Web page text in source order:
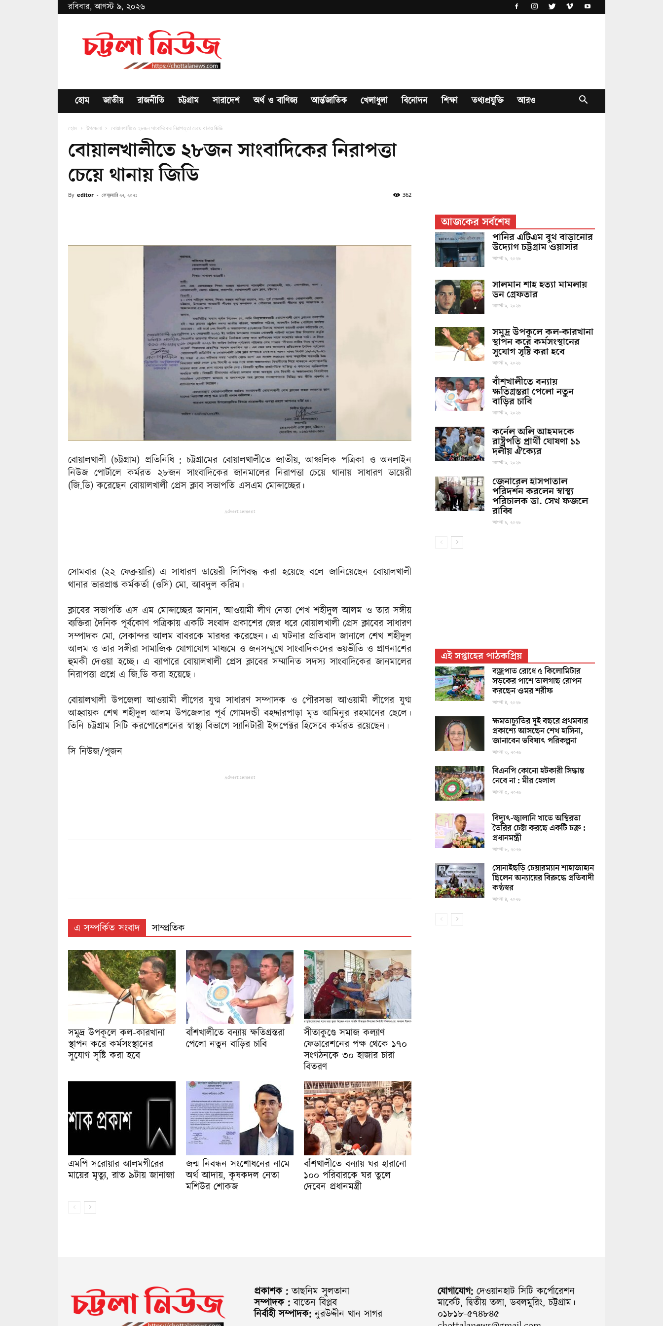
রবিবার, আগস্ট ৯, ২০২৬
Chottala
News
হোম জাতীয় রাজনীতি চট্টগ্রাম সারাদেশ অর্থ ও বাণিজ্য আর্ন্তজাতিক খেলাধুলা বিনোদন শিক্ষা তথ্যপ্রযুক্তি আরও
হোম উপজেলা বোয়ালখালীতে ২৮জন সাংবাদিকের নিরাপত্তা চেয়ে থানায় জিডি
বোয়ালখালীতে ২৮জন সাংবাদিকের নিরাপত্তা
চেয়ে থানায় জিডি
By editor - ফেব্রুয়ারি ২২, ২০২১ 362
বোয়ালখালী (চট্টগ্রাম) প্রতিনিধি : চট্টগ্রামের বোয়ালখালীতে জাতীয়, আঞ্চলিক পত্রিকা ও অনলাইন
নিউজ পোর্টালে কর্মরত ২৮জন সাংবাদিকের জানমালের নিরাপত্তা চেয়ে থানায় সাধারণ ডায়েরী
(জি.ডি) করেছেন বোয়ালখালী প্রেস ক্লাব সভাপতি এসএম মোদ্দাচ্ছের।
Advertisement
সোমবার (২২ ফেব্রুয়ারি) এ সাধারণ ডায়েরী লিপিবদ্ধ করা হয়েছে বলে জানিয়েছেন বোয়ালখালী
থানার ভারপ্রাপ্ত কর্মকর্তা (ওসি) মো. আবদুল করিম।
ক্লাবের সভাপতি এস এম মোদ্দাচ্ছের জানান, আওয়ামী লীগ নেতা শেখ শহীদুল আলম ও তার সঙ্গীয়
ব্যক্তিরা দৈনিক পূর্বকোণ পত্রিকায় একটি সংবাদ প্রকাশের জের ধরে বোয়ালখালী প্রেস ক্লাবের সাধারণ
সম্পাদক মো. সেকান্দর আলম বাবরকে মারধর করেছেন। এ ঘটনার প্রতিবাদ জানালে শেখ শহীদুল
আলম ও তার সঙ্গীরা সামাজিক যোগাযোগ মাধ্যমে ও জনসম্মুখে সাংবাদিকদের ভয়ভীতি ও প্রাণনাশের
হুমকী দেওয়া হচ্ছে। এ ব্যাপারে বোয়ালখালী প্রেস ক্লাবের সম্মানিত সদস্য সাংবাদিকের জানমালের
নিরাপত্তা প্রশ্নে এ জি.ডি করা হয়েছে।
বোয়ালখালী উপজেলা আওয়ামী লীগের যুগ্ম সাধারণ সম্পাদক ও পৌরসভা আওয়ামী লীগের যুগ্ম
আহ্বায়ক শেখ শহীদুল আলম উপজেলার পূর্ব গোমদন্ডী বহদ্দারপাড়া মৃত আমিনুর রহমানের ছেলে।
তিনি চট্টগ্রাম সিটি করপোরেশনের স্বাস্থ্য বিভাগে স্যানিটারী ইন্সপেক্টর হিসেবে কর্মরত রয়েছেন।
সি নিউজ/পূজন
Advertisement
এ সম্পর্কিত সংবাদ সাম্প্রতিক
সমুদ্র উপকূলে কল-কারখানা
স্থাপন করে কর্মসংস্থানের
সুযোগ সৃষ্টি করা হবে
বাঁশখালীতে বন্যায় ক্ষতিগ্রস্তরা
পেলো নতুন বাড়ির চাবি
সীতাকুণ্ডে সমাজ কল্যাণ
ফেডারেশনের পক্ষ থেকে ১৭০
সংগঠনকে ৩০ হাজার চারা
বিতরণ
এমপি সরোয়ার আলমগীরের
মায়ের মৃত্যু, রাত ৯টায় জানাজা
জন্ম নিবন্ধন সংশোধনের নামে
অর্থ আদায়, কৃষকদল নেতা
মশিউর শোকজ
বাঁশখালীতে বন্যায় ঘর হারানো
১০০ পরিবারকে ঘর তুলে
দেবেন প্রধানমন্ত্রী
আজকের সর্বশেষ
পানির এটিএম বুথ বাড়ানোর
উদ্যোগ চট্টগ্রাম ওয়াসার
আগস্ট ৯, ২০২৬
সালমান শাহ হত্যা মামলায়
ডন গ্রেফতার
আগস্ট ৯, ২০২৬
সমুদ্র উপকূলে কল-কারখানা
স্থাপন করে কর্মসংস্থানের
সুযোগ সৃষ্টি করা হবে
আগস্ট ৯, ২০২৬
বাঁশখালীতে বন্যায়
ক্ষতিগ্রস্তরা পেলো নতুন
বাড়ির চাবি
আগস্ট ৯, ২০২৬
কর্নেল অলি আহমদকে
রাষ্ট্রপতি প্রার্থী ঘোষণা ১১
দলীয় ঐক্যের
আগস্ট ৯, ২০২৬
জেনারেল হাসপাতাল
পরিদর্শন করলেন স্বাস্থ্য
পরিচালক ডা. সেখ ফজলে
রাব্বি
আগস্ট ৯, ২০২৬
এই সপ্তাহের পাঠকপ্রিয়
বজ্রপাত রোধে ৫ কিলোমিটার
সড়কের পাশে তালগাছ রোপন
করছেন ওমর শরীফ
আগস্ট ৪, ২০২৬
ক্ষমতাচ্যুতির দুই বছরে প্রথমবার
প্রকাশ্যে আসছেন শেখ হাসিনা,
জানাবেন ভবিষ্যৎ পরিকল্পনা
আগস্ট ৩, ২০২৬
বিএনপি কোনো হটকারী সিদ্ধান্ত
নেবে না : মীর হেলাল
আগস্ট ৫, ২০২৬
বিদ্যুৎ-জ্বালানি খাতে অস্থিরতা
তৈরির চেষ্টা করছে একটি চক্র :
প্রধানমন্ত্রী
আগস্ট ৮, ২০২৬
সোনাইছড়ি চেয়ারম্যান শাহাজাহান
ছিলেন অন্যায়ের বিরুদ্ধে প্রতিবাদী
কণ্ঠস্বর
আগস্ট ৪, ২০২৬
প্রকাশক : তাছনিম সুলতানা
সম্পাদক : বাতেন বিপ্লব
নির্বাহী সম্পাদক: নুরউদ্দীন খান সাগর
যোগাযোগ: দেওয়ানহাট সিটি কর্পোরেশন
মার্কেট, দ্বিতীয় তলা, ডবলমুরিং, চট্টগ্রাম।
০১৮১৮-৫৭৪৮৪৫